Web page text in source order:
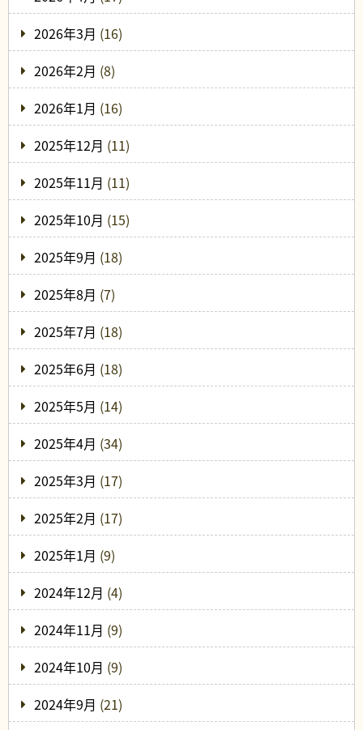
2026年3月 (16)
2026年2月 (8)
2026年1月 (16)
2025年12月 (11)
2025年11月 (11)
2025年10月 (15)
2025年9月 (18)
2025年8月 (7)
2025年7月 (18)
2025年6月 (18)
2025年5月 (14)
2025年4月 (34)
2025年3月 (17)
2025年2月 (17)
2025年1月 (9)
2024年12月 (4)
2024年11月 (9)
2024年10月 (9)
2024年9月 (21)